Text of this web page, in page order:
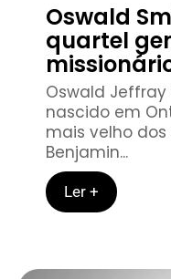
Oswald
quartel
Oswald Jeffray
nascido em
mais velho
Benjamin...
Ler +